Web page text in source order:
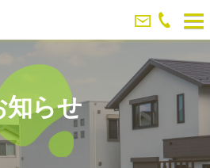
知らせ